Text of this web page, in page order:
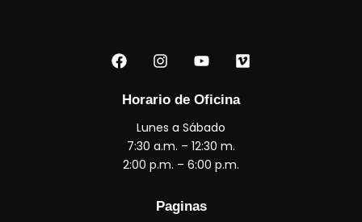
F
a
e
o
k
I
n
t
g
r
a
Y
o
t
b
e
V
i
Horario de Oficina
Lunes a Sábado
7:30 a.m. – 12:30 m.
2:00 p.m. – 6:00 p.m.
Paginas